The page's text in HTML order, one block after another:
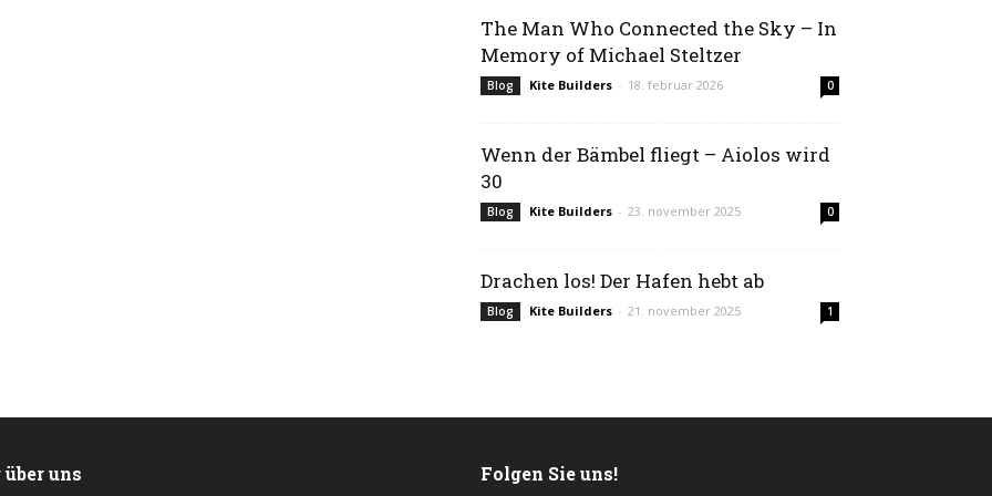
The Man Who Connected the Sky – In
Memory of Michael Steltzer
Blog Kite Builders - 18. februar 2026 0
Wenn der Bämbel fliegt – Aiolos wird
30
Blog Kite Builders - 23. november 2025 0
Drachen los! Der Hafen hebt ab
Blog Kite Builders - 21. november 2025 1
uns Folgen Sie uns!